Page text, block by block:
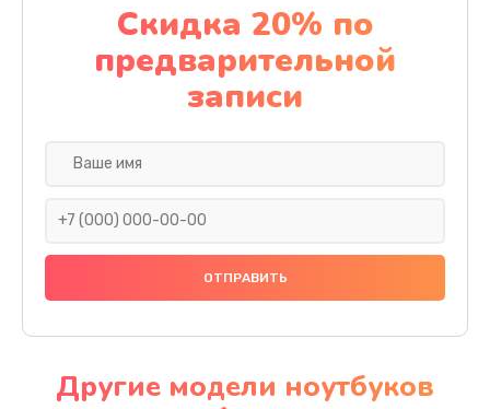
Чистка от пыли
1060 руб.
Заказать
Ремонт подсветки
Скидка 20% по
предварительной
записи
Другие модели ноутбуков